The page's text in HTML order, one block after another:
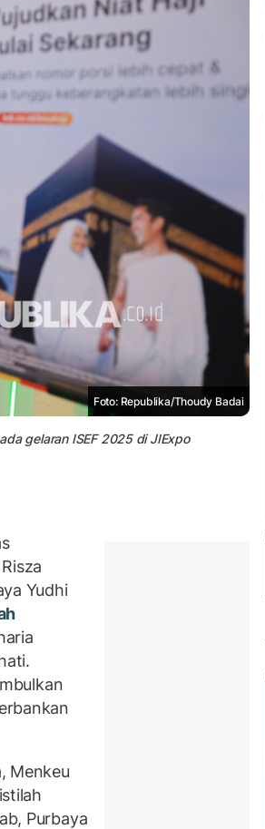
Foto: Republika/Thoudy Badai
gelaran ISEF 2025 di JIExpo
Yudhi
Menkeu
Purbaya